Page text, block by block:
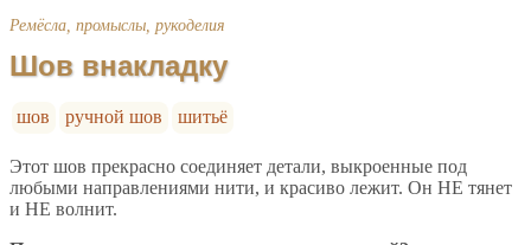
Ремёсла, промыслы, рукоделия
Шов внакладку
шов ручной шов шитьё
Этот шов прекрасно соединяет детали, выкроенные под
любыми направлениями нити, и красиво лежит. Он НЕ тянет
и НЕ волнит.